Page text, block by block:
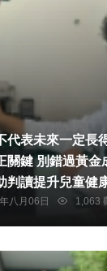
代表未來一定長
長期 豐原醫
判讀提升兒童健
八月06日 1,063